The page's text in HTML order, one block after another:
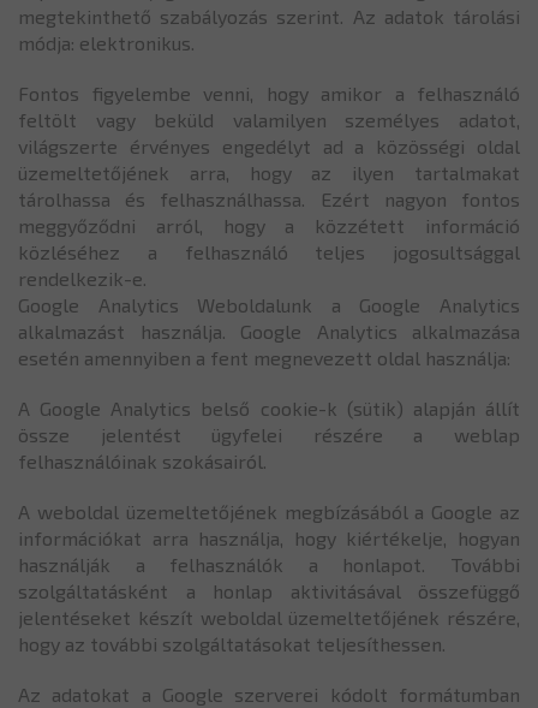
megtekinthető szabályozás szerint. Az adatok tárolási
módja: elektronikus.
Fontos figyelembe venni, hogy amikor a felhasználó
feltölt vagy beküld valamilyen személyes adatot,
világszerte érvényes engedélyt ad a közösségi oldal
üzemeltetőjének arra, hogy az ilyen tartalmakat
tárolhassa és felhasználhassa. Ezért nagyon fontos
meggyőződni arról, hogy a közzétett információ
közléséhez a felhasználó teljes jogosultsággal
rendelkezik-e.
Google Analytics Weboldalunk a Google Analytics
alkalmazást használja. Google Analytics alkalmazása
esetén amennyiben a fent megnevezett oldal használja:
A Google Analytics belső cookie-k (sütik) alapján állít
össze jelentést ügyfelei részére a weblap
felhasználóinak szokásairól.
A weboldal üzemeltetőjének megbízásából a Google az
információkat arra használja, hogy kiértékelje, hogyan
használják a felhasználók a honlapot. További
szolgáltatásként a honlap aktivitásával összefüggő
jelentéseket készít weboldal üzemeltetőjének részére,
hogy az további szolgáltatásokat teljesíthessen.
Az adatokat a Google szerverei kódolt formátumban